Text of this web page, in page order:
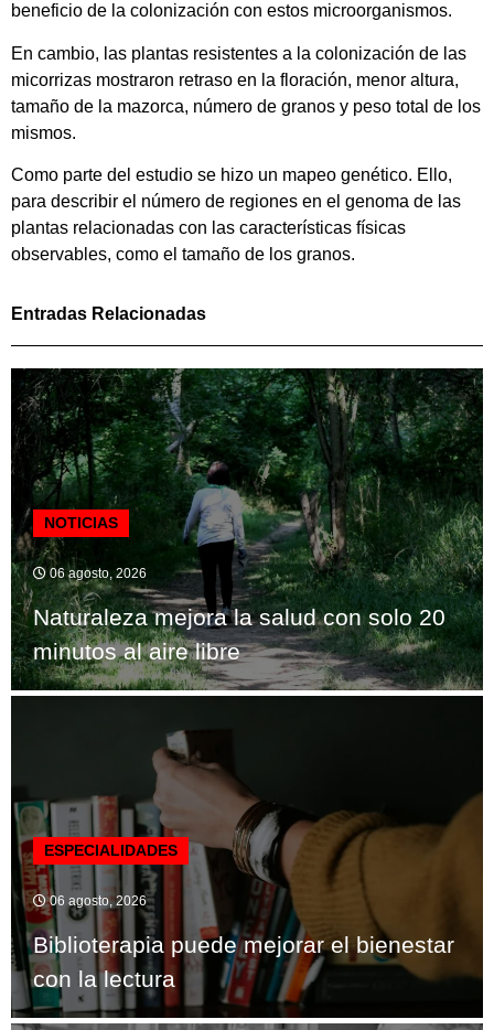
beneficio de la colonización con estos microorganismos.
En cambio, las plantas resistentes a la colonización de las
micorrizas mostraron retraso en la floración, menor altura,
tamaño de la mazorca, número de granos y peso total de los
mismos.
Como parte del estudio se hizo un mapeo genético. Ello,
para describir el número de regiones en el genoma de las
plantas relacionadas con las características físicas
observables, como el tamaño de los granos.
Entradas Relacionadas
NOTICIAS
06 agosto, 2026
Naturaleza mejora la salud con solo 20
minutos al aire libre
ESPECIALIDADES
06 agosto, 2026
Biblioterapia puede mejorar el bienestar
con la lectura